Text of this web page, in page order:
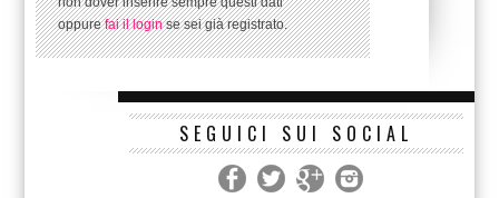
oppurefai il loginse sei già registrato.
SEGUICI SUI SOCIAL